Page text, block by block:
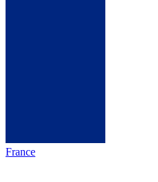
France